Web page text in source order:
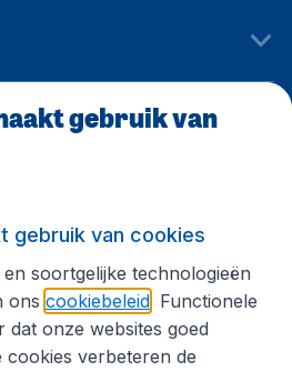
gebruik van
gebruik van cookies
soortgelijke technologieën
ons cookiebeleid . Functionele
onze websites goed
verbeteren de